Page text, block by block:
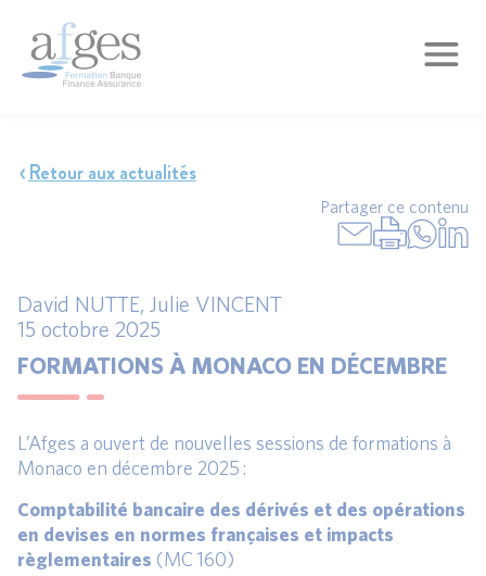
Retour aux actualités
Partager ce contenu
David NUTTE, Julie VINCENT
15 octobre 2025
FORMATIONS À MONACO EN DÉCEMBRE
L’Afges a ouvert de nouvelles sessions de formations à
Monaco en décembre 2025 :
Comptabilité bancaire des dérivés et des opérations
en devises en normes françaises et impacts
règlementaires (MC 160)